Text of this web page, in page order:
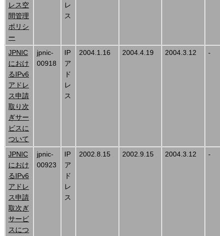
レス空
間管理
ポリシ
ー
レ
ス
JPNIC
におけ
るIPv6
アドレ
ス申請
取り次
ぎサー
ビスに
ついて
jpnic-
00918
IP
ア
ド
レ
ス
2004.1.16 2004.4.19 2004.3.12 -
JPNIC
におけ
るIPv6
アドレ
ス申請
取次ぎ
サービ
スにつ
jpnic-
00923
IP
ア
ド
レ
ス
2002.8.15 2002.9.15 2004.3.12 -